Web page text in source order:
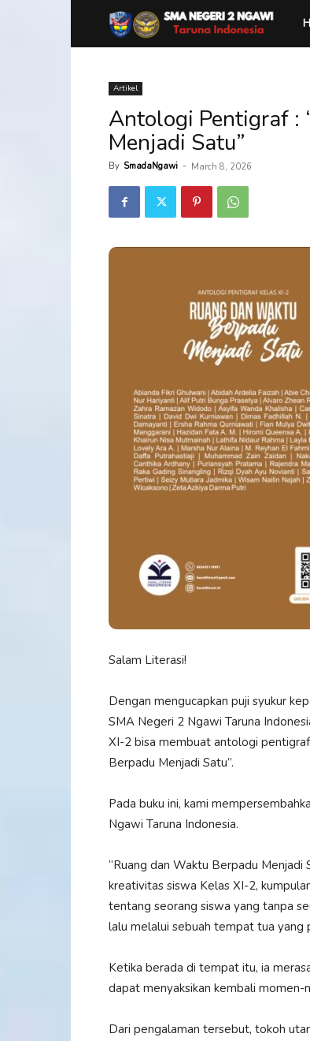
2
Artikel
Antologi Pentigraf :
Menjadi Satu”
By SmadaNgawi - March 8, 2026
Salam Literasi!
Dengan mengucapkan puji syukur
SMA Negeri 2 Ngawi Taruna
XI-2 bisa membuat antologi
Berpadu Menjadi Satu”.
Pada buku ini, kami
Ngawi Taruna Indonesia.
“Ruang dan Waktu Berpadu
kreativitas siswa Kelas XI-2,
tentang seorang siswa yang tanpa
lalu melalui sebuah tempat tua yang
Ketika berada di tempat itu, ia
dapat menyaksikan kembali
Dari pengalaman tersebut, tokoh